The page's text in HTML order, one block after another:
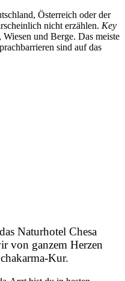
Österreich oder der
nicht erzählen. Key
und Berge. Das meiste
sind auf das
Naturhotel Chesa
von ganzem Herzen
Kur.